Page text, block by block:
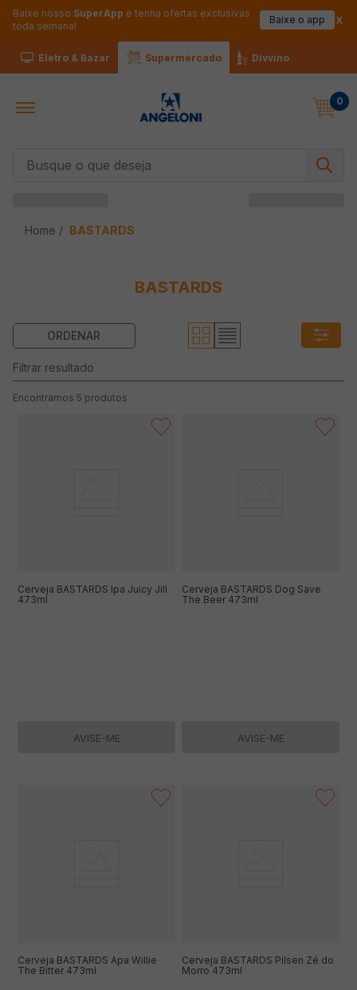
Baixe nosso SuperApp e tenha ofertas exclusivas
toda semana!
Baixe o app
Eletro & Bazar Supermercado Divvino
0
BASTARDS
BASTARDS
5 produtos
Cerveja BASTARDS Ipa Juicy Jill
473ml
AVISE-ME
Cerveja BASTARDS Dog Save
The Beer 473ml
AVISE-ME
Cerveja BASTARDS Apa Willie
The Bitter 473ml
Cerveja BASTARDS Pilsen Zé do
Morro 473ml